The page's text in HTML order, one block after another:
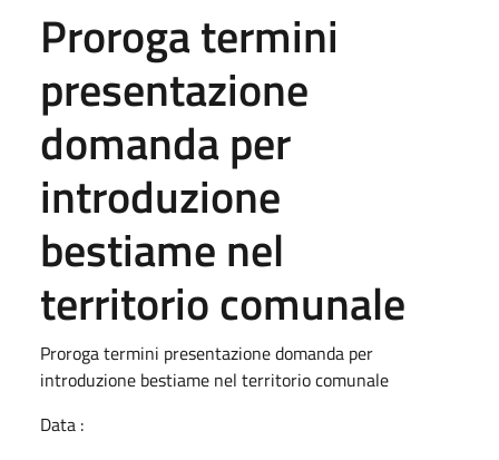
Proroga termini
presentazione
domanda per
introduzione
bestiame nel
territorio comunale
Proroga termini presentazione domanda per
introduzione bestiame nel territorio comunale
Data :